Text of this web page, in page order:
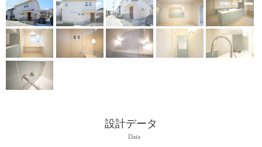
設計データ
Data